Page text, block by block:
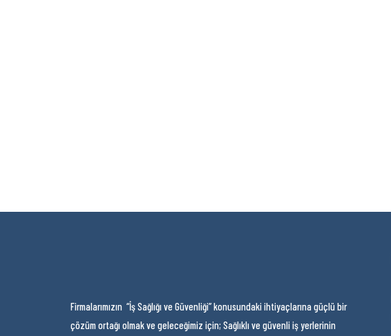
Firmalarımızın “İş Sağlığı ve Güvenliği” konusundaki ihtiyaçlarına güçlü bir
çözüm ortağı olmak ve geleceğimiz için; Sağlıklı ve güvenli iş yerlerinin